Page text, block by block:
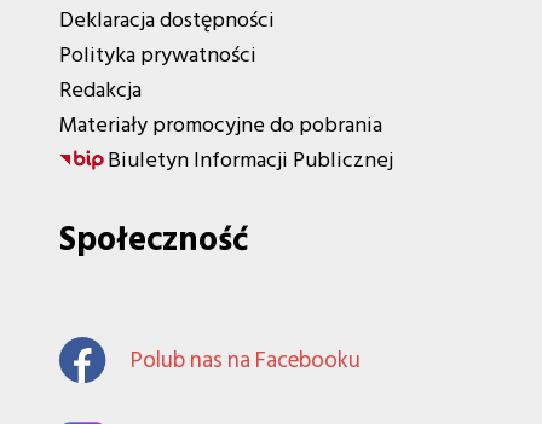
Deklaracja dostępności
Polityka prywatności
Redakcja
Materiały promocyjne do pobrania
Biuletyn Informacji Publicznej
Społeczność
Polub nas na Facebooku